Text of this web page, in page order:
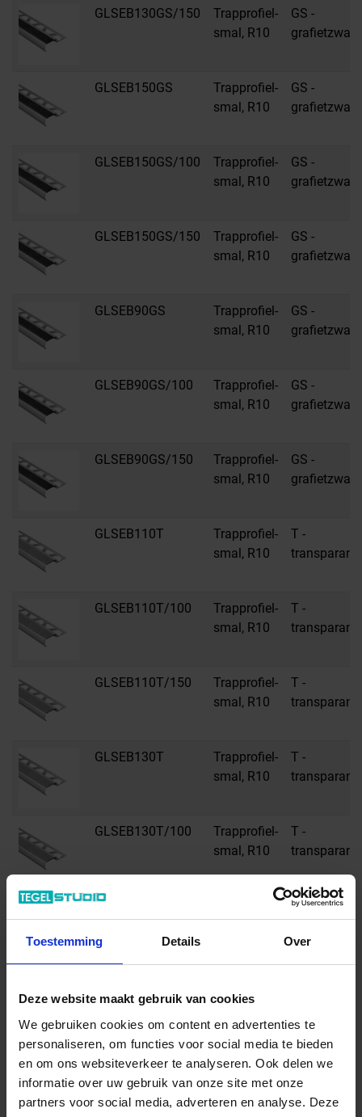
Toestemming Details Over
Deze website maakt gebruik van cookies
We gebruiken cookies om content en advertenties te
personaliseren, om functies voor social media te bieden
en om ons websiteverkeer te analyseren. Ook delen we
informatie over uw gebruik van onze site met onze
partners voor social media, adverteren en analyse. Deze
GLSEB130GS/150
Trapprofiel-
smal, R10
GS -
grafietzwart
GLSEB150GS
Trapprofiel-
smal, R10
GS -
grafietzwart
GLSEB150GS/100
Trapprofiel-
smal, R10
GS -
grafietzwart
GLSEB150GS/150
Trapprofiel-
smal, R10
GS -
grafietzwart
GLSEB90GS
Trapprofiel-
smal, R10
GS -
grafietzwart
GLSEB90GS/100
Trapprofiel-
smal, R10
GS -
grafietzwart
GLSEB90GS/150
Trapprofiel-
smal, R10
GS -
grafietzwart
GLSEB110T
Trapprofiel-
smal, R10
T -
transparant
GLSEB110T/100
Trapprofiel-
smal, R10
T -
transparant
GLSEB110T/150
Trapprofiel-
smal, R10
T -
transparant
GLSEB130T
Trapprofiel-
smal, R10
T -
transparant
GLSEB130T/100
Trapprofiel-
smal, R10
T -
transparant
GLSEB130T/150
Trapprofiel-
smal, R10
T -
transparant
smal, R10
GLSEB150T/100